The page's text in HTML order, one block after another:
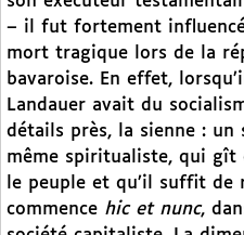
– il fut fortement
mort tragique lors de la
bavaroise. En effet,
Landauer avait du
détails près, la sienne : un
même spiritualiste, qui gît
le peuple et qu’il suffit de
commence hic et nunc,